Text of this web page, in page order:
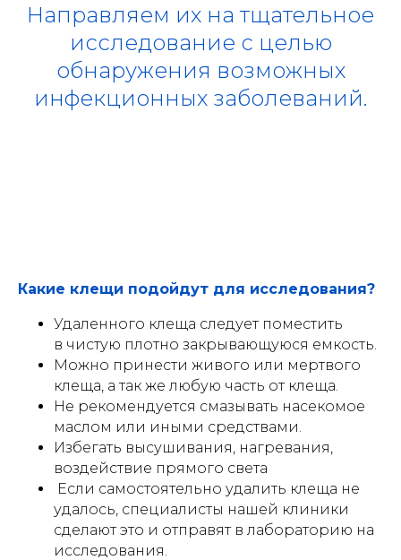
Направляем их на тщательное
исследование с целью
обнаружения возможных
инфекционных заболеваний.
Какие клещи подойдут для исследования?
Удаленного клеща следует поместить
в чистую плотно закрывающуюся емкость.
Можно принести живого или мертвого
клеща, а так же любую часть от клеща.
Не рекомендуется смазывать насекомое
маслом или иными средствами.
Избегать высушивания, нагревания,
воздействие прямого света
Если самостоятельно удалить клеща не
удалось, специалисты нашей клиники
сделают это и отправят в лабораторию на
исследования.